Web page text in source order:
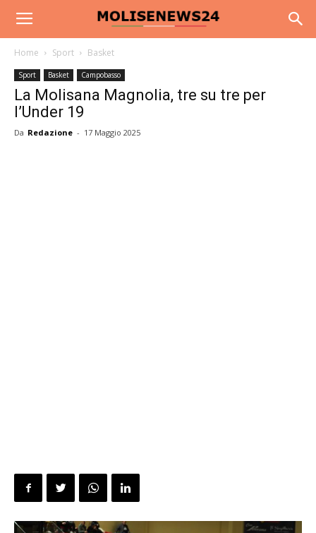
Home Sport Basket
Sport Basket Campobasso
La Molisana Magnolia, tre su tre per
l’Under 19
Da Redazione - 17 Maggio 2025